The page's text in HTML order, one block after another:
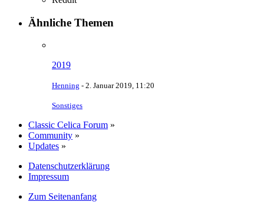
Ähnliche Themen
2019
Henning - 2. Januar 2019, 11:20
Sonstiges
Classic Celica Forum »
Community »
Updates »
Datenschutzerklärung
Impressum
Zum Seitenanfang